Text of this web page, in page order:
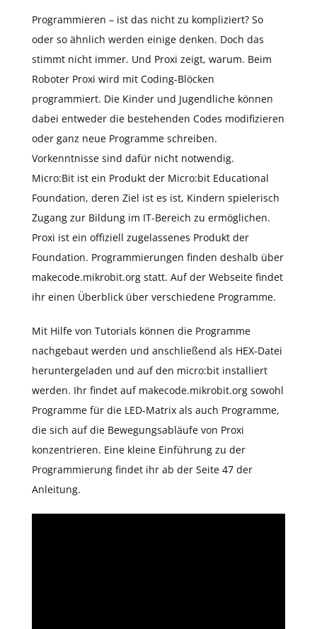
Programmieren – ist das nicht zu kompliziert? So
oder so ähnlich werden einige denken. Doch das
stimmt nicht immer. Und Proxi zeigt, warum. Beim
Roboter Proxi wird mit Coding-Blöcken
programmiert. Die Kinder und Jugendliche können
dabei entweder die bestehenden Codes modifizieren
oder ganz neue Programme schreiben.
Vorkenntnisse sind dafür nicht notwendig.
Micro:Bit ist ein Produkt der Micro:bit Educational
Foundation, deren Ziel ist es ist, Kindern spielerisch
Zugang zur Bildung im IT-Bereich zu ermöglichen.
Proxi ist ein offiziell zugelassenes Produkt der
Foundation. Programmierungen finden deshalb über
makecode.mikrobit.org statt. Auf der Webseite findet
ihr einen Überblick über verschiedene Programme.
Mit Hilfe von Tutorials können die Programme
nachgebaut werden und anschließend als HEX-Datei
heruntergeladen und auf den micro:bit installiert
werden. Ihr findet auf makecode.mikrobit.org sowohl
Programme für die LED-Matrix als auch Programme,
die sich auf die Bewegungsabläufe von Proxi
konzentrieren. Eine kleine Einführung zu der
Programmierung findet ihr ab der Seite 47 der
Anleitung.